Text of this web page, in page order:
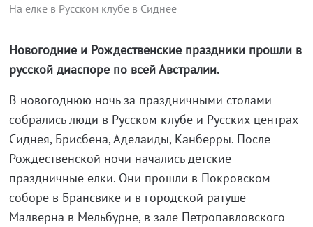
На елке в Русском клубе в Сиднее
Новогодние и Рождественские праздники прошли в
русской диаспоре по всей Австралии.
В новогоднюю ночь за праздничными столами
собрались люди в Русском клубе и Русских центрах
Сиднея, Брисбена, Аделаиды, Канберры. После
Рождественской ночи начались детские
праздничные елки. Они прошли в Покровском
соборе в Брансвике и в городской ратуше
Малверна в Мельбурне, в зале Петропавловского